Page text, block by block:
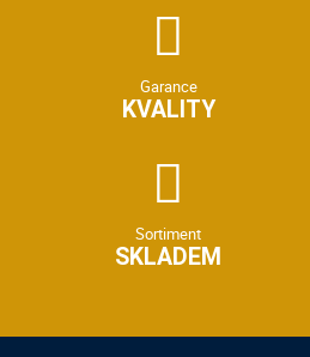
Garance
KVALITY
Sortiment
SKLADEM